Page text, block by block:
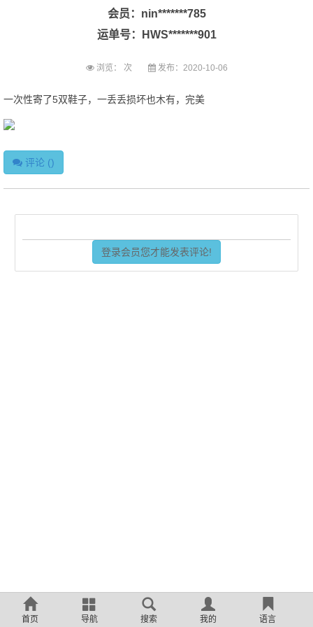
首页 导航 搜索 我的 语言
会员：nin*******785
运单号：HWS*******901
浏览： 次 发布：2020-10-06
一次性寄了5双鞋子，一丢丢损坏也木有，完美
评论 ()